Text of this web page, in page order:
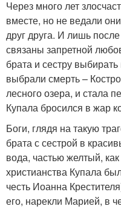
Через много лет
вместе, но не ведали
друг друга. И лишь
связаны запретной
брата и сестру
выбрали смерть –
лесного озера, и стала
Купала бросился в жар
Боги, глядя на такую
брата с сестрой в
вода, частью желтый,
христианства Купала
честь Иоанна
его, нарекли Марией, в